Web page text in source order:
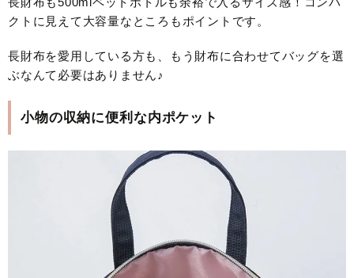
クトに見えて大容量なところもポイントです。
長財布を愛用している方も、もう財布に合わせてバッグを選
ぶなんて必要はありません♪
小物の収納に便利な内ポケット